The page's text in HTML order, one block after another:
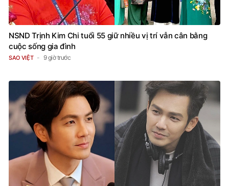
NSND Trịnh Kim Chi tuổi 55 giữ nhiều vị trí vẫn cân bằng
cuộc sống gia đình
SAO VIỆT 9 giờ trước